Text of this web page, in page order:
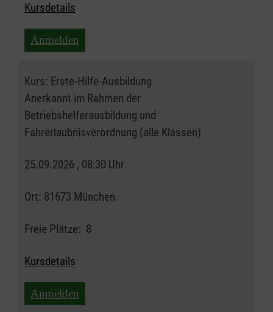
Kursdetails
Anmelden
Kurs: Erste-Hilfe-Ausbildung
Anerkannt im Rahmen der
Betriebshelferausbildung und
Fahrerlaubnisverordnung (alle Klassen)
25.09.2026 , 08:30 Uhr
Ort: 81673 München
Freie Plätze: 8
Kursdetails
Anmelden